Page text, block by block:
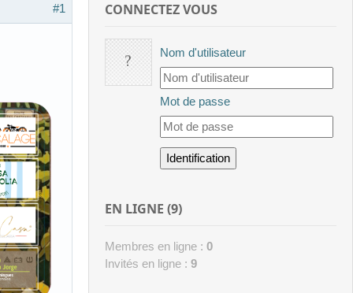
#1 CONNECTEZ VOUS
Nom d'utilisateur
Mot de passe
EN LIGNE (9)
Membres en ligne : 0
Invités en ligne : 9